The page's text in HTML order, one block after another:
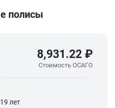
полисы
8,931.22 ₽
Стоимость ОСАГО
лет